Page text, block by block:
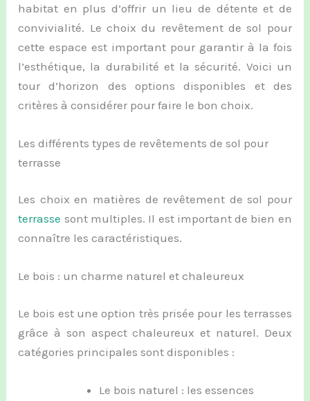
habitat en plus d’offrir un lieu de détente et de
convivialité. Le choix du revêtement de sol pour
cette espace est important pour garantir à la fois
l’esthétique, la durabilité et la sécurité. Voici un
tour d’horizon des options disponibles et des
critères à considérer pour faire le bon choix.
Les différents types de revêtements de sol pour
terrasse
Les choix en matières de revêtement de sol pour
terrasse sont multiples. Il est important de bien en
connaître les caractéristiques.
Le bois : un charme naturel et chaleureux
Le bois est une option très prisée pour les terrasses
grâce à son aspect chaleureux et naturel. Deux
catégories principales sont disponibles :
Le bois naturel : les essences